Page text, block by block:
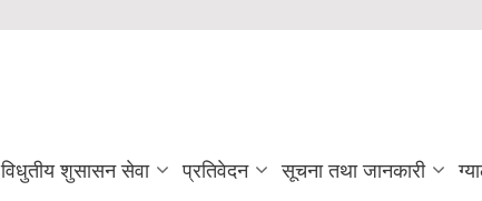
विधुतीय शुसासन सेवा प्रतिवेदन सूचना तथा जानकारी